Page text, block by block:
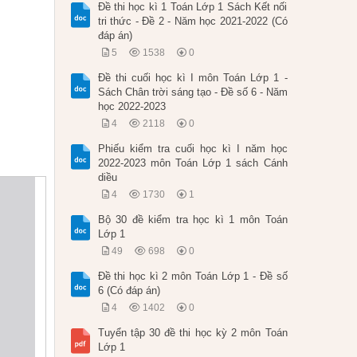
Đề thi học kì 1 Toán Lớp 1 Sách Kết nối
tri thức - Đề 2 - Năm học 2021-2022 (Có
đáp án)
5 1538 0
Đề thi cuối học kì I môn Toán Lớp 1 -
Sách Chân trời sáng tạo - Đề số 6 - Năm
học 2022-2023
4 2118 0
Phiếu kiểm tra cuối học kì I năm học
2022-2023 môn Toán Lớp 1 sách Cánh
diều
4 1730 1
Bộ 30 đề kiểm tra học kì 1 môn Toán
Lớp 1
49 698 0
Đề thi học kì 2 môn Toán Lớp 1 - Đề số
6 (Có đáp án)
4 1402 0
Tuyển tập 30 đề thi học kỳ 2 môn Toán
Lớp 1